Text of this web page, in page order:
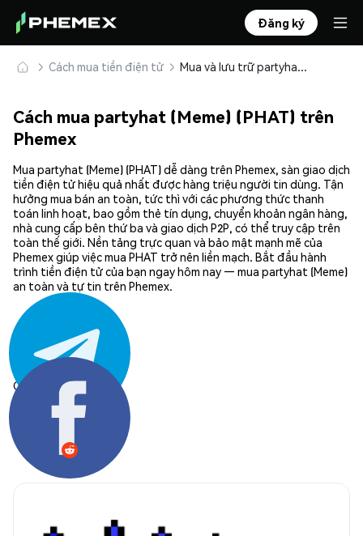
Đăng ký
Cách mua tiền điện tử Mua và lưu trữ partyhat (Meme) (PHAT) an toàn
Cách mua partyhat (Meme) (PHAT) trên
Phemex
Mua partyhat (Meme) (PHAT) dễ dàng trên Phemex, sàn giao dịch
tiền điện tử hiệu quả nhất được hàng triệu người tin dùng. Tận
hưởng mua bán an toàn, tức thì với các phương thức thanh
toán linh hoạt, bao gồm thẻ tín dụng, chuyển khoản ngân hàng,
nhà cung cấp bên thứ ba và giao dịch P2P, có thể truy cập trên
toàn thế giới. Nền tảng trực quan và bảo mật mạnh mẽ của
Phemex giúp việc mua PHAT trở nên liền mạch. Bắt đầu hành
trình tiền điện tử của bạn ngay hôm nay — mua partyhat (Meme)
an toàn và tự tin trên Phemex.
Chia sẻ: